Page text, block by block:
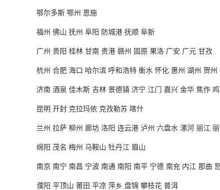
鄂尔多斯 鄂州 恩施
福州 佛山 抚州 阜阳 防城港 抚顺 阜新
广州 贵阳 桂林 甘南 贵港 赣州 固原 果洛 广安 广元 甘孜
杭州 合肥 海口 哈尔滨 呼和浩特 衡水 怀化 惠州 湖州 贺
济南 酒泉 佳木斯 吉林 景德镇 济宁 江门 嘉兴 金华 焦作
昆明 开封 克拉玛依 克孜勒苏 喀什
兰州 拉萨 柳州 廊坊 洛阳 连云港 泸州 六盘水 漯河 丽江
绵阳 茂名 梅州 马鞍山 牡丹江 眉山
南京 南宁 南昌 宁波 南通 南阳 南平 宁德 南充 内江 那曲
濮阳 平顶山 莆田 平凉 萍乡 盘锦 攀枝花 普洱